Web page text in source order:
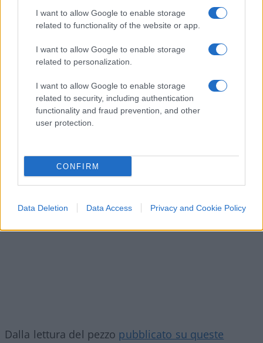
I want to allow Google to enable storage
related to functionality of the website or app.
I want to allow Google to enable storage
related to personalization.
I want to allow Google to enable storage
related to security, including authentication
functionality and fraud prevention, and other
user protection.
CONFIRM
Data Deletion Data Access Privacy and Cookie Policy
Dalla lettura del pezzo pubblicato su queste